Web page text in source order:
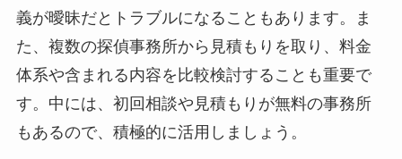
義が曖昧だとトラブルになることもあります。ま
た、複数の探偵事務所から見積もりを取り、料金
体系や含まれる内容を比較検討することも重要で
す。中には、初回相談や見積もりが無料の事務所
もあるので、積極的に活用しましょう。